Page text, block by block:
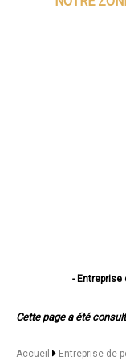
-
- Entreprise de
- Entreprise de
Cette page a été
Accueil Entreprise de